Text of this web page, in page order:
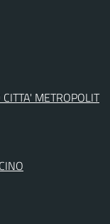
METROPOLIT